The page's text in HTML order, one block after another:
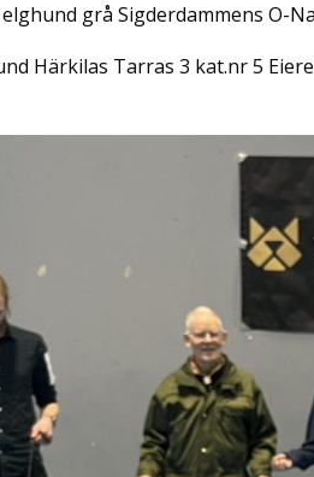
grå Sigderdammens O-
Härkilas Tarras 3 kat.nr 5